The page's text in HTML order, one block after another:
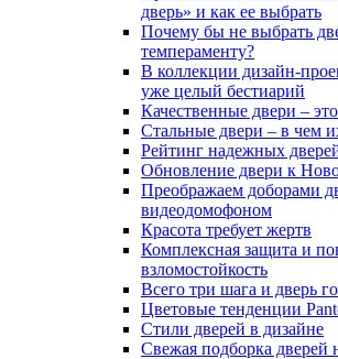
дверь» и как ее выбрать
Почему бы не выбрать
темпераменту?
В коллекции дизайн-
уже целый бестиарий
Качественные двери –
Стальные двери – в чем
Рейтинг надежных
Обновление двери к
Преображаем доборами
видеодомофоном
Красота требует жертв
Комплексная защита и
взломостойкость
Всего три шага и дверь
Цветовые тенденции
Стили дверей в дизайне
Свежая подборка дверей